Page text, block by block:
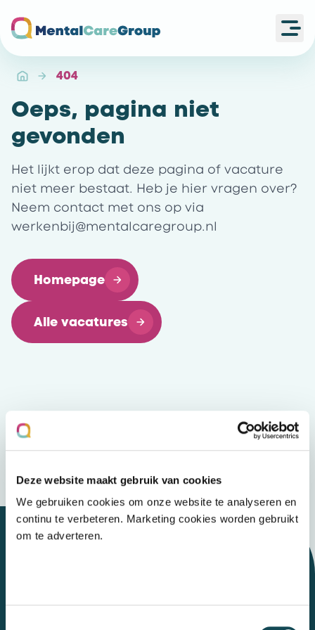
Deze website maakt gebruik van cookies
We gebruiken cookies om onze website te analyseren en
continu te verbeteren. Marketing cookies worden gebruikt
om te adverteren.
404
Oeps, pagina niet
gevonden
Het lijkt erop dat deze pagina of vacature
niet meer bestaat. Heb je hier vragen over?
Neem contact met ons op via
werkenbij@mentalcaregroup.nl
Homepage
Alle vacatures